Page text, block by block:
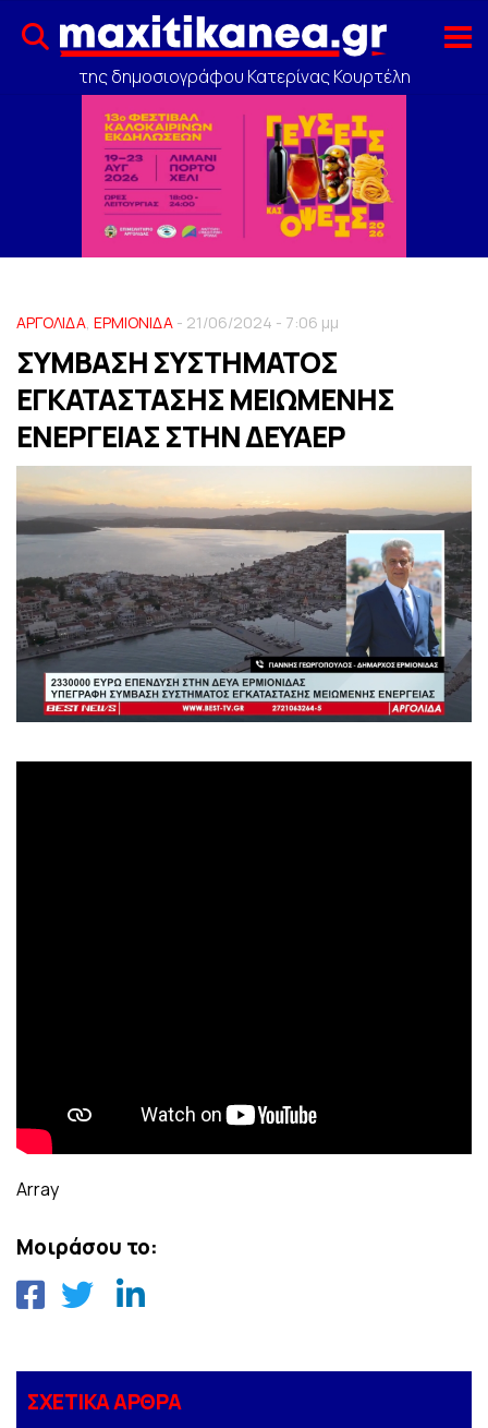
της δημοσιογράφου Κατερίνας Κουρτέλη
ΑΡΓΟΛΙΔΑ, ΕΡΜΙΟΝΙΔΑ - 21/06/2024 - 7:06 μμ
ΣΥΜΒΑΣΗ ΣΥΣΤΗΜΑΤΟΣ
ΕΓΚΑΤΑΣΤΑΣΗΣ ΜΕΙΩΜΕΝΗΣ
ΕΝΕΡΓΕΙΑΣ ΣΤΗΝ ΔΕΥΑΕΡ
Array
Μοιράσου το:
ΣΧΕΤΙΚΑ ΑΡΘΡΑ